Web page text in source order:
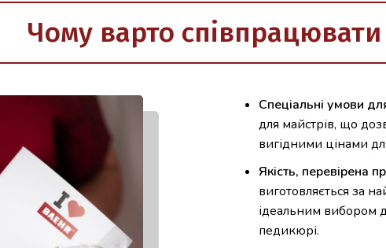
Чому варто співпрацювати
Спеціальні умови
для майстрів, що
вигідними цінами
Якість, перевірена
виготовляється за
ідеальним вибором
педикюрі.